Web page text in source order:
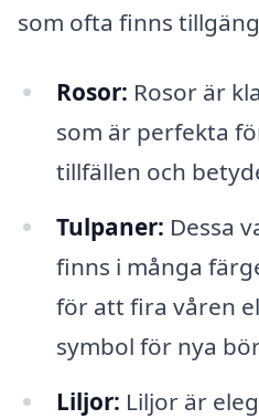
som ofta finns
Rosor: Rosor är
som är perfekta
tillfällen och
Tulpaner: Dessa
finns i många
för att fira våren
symbol för nya
Liljor: Liljor är